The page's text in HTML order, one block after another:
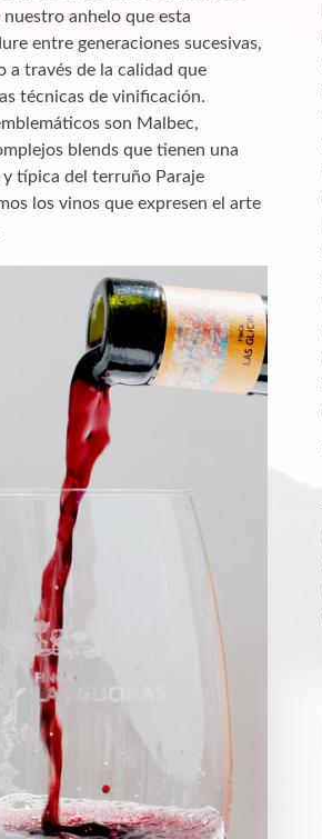
nuestro anhelo que esta
entre generaciones sucesivas,
a través de la calidad que
técnicas de vinificación.
son Malbec,
blends que tienen una
típica del terruño Paraje
los vinos que expresen el arte